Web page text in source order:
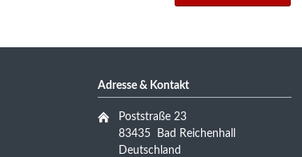
Adresse & Kontakt
Poststraße 23
83435 Bad Reichenhall
Deutschland